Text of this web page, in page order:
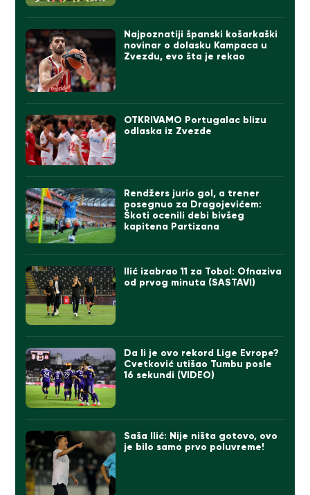
Najpoznatiji španski košarkaški
novinar o dolasku Kampaca u
Zvezdu, evo šta je rekao
OTKRIVAMO Portugalac blizu
odlaska iz Zvezde
Rendžers jurio gol, a trener
posegnuo za Dragojevićem:
Škoti ocenili debi bivšeg
kapitena Partizana
Ilić izabrao 11 za Tobol: Ofnaziva
od prvog minuta (SASTAVI)
Da li je ovo rekord Lige Evrope?
Cvetković utišao Tumbu posle
16 sekundi (VIDEO)
Saša Ilić: Nije ništa gotovo, ovo
je bilo samo prvo poluvreme!